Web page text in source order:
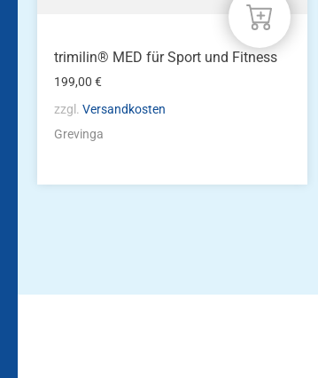
trimilin® MED für Sport und Fitness
199,00€
zzgl.Versandkosten
Grevinga